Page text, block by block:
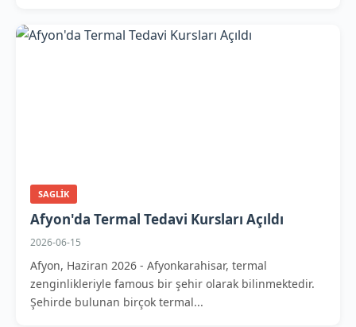
SAGLIK
Afyon'da Termal Tedavi Kursları Açıldı
2026-06-15
Afyon, Haziran 2026 - Afyonkarahisar, termal
zenginlikleriyle famous bir şehir olarak bilinmektedir.
Şehirde bulunan birçok termal...